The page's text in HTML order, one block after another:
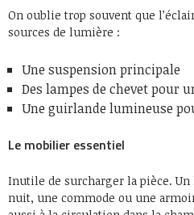
On oublie trop souvent que
sources de lumière :
Une suspension principale
Des lampes de chevet pour
Une guirlande lumineuse
Le mobilier essentiel
Inutile de surcharger la pièce.
nuit, une commode ou une